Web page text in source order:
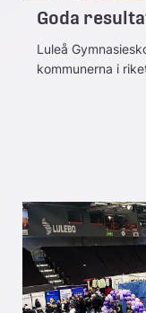
Goda
Luleå
kommunerna i